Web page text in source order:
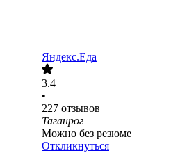
Яндекс.Еда
3.4
•
227 отзывов
Таганрог
Можно без резюме
Откликнуться